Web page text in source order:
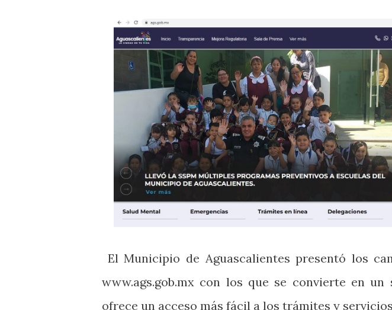
El Municipio de Aguascalientes presentó los
www.ags.gob.mx con los que se convierte en
ofrece un acceso más fácil a los trámites y